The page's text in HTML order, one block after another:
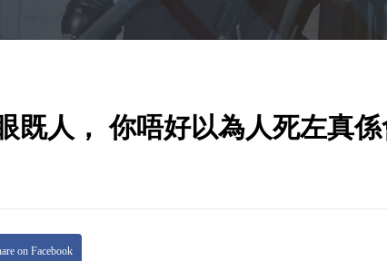
既人， 你唔好以為人死左真
on Facebook